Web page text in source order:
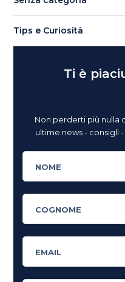
Tips e Curiosità
Ti è
Non perderti più nulla
ultime news - consigli